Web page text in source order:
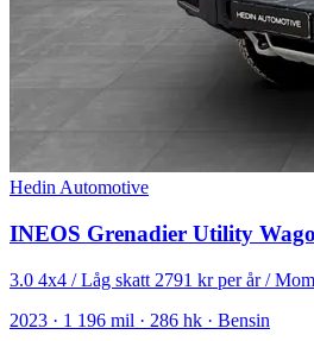
Hedin Automotive
INEOS Grenadier Utility
3.0 4x4 / Låg skatt 2791 kr per år /
2023 · 1 196 mil · 286 hk · Bensin